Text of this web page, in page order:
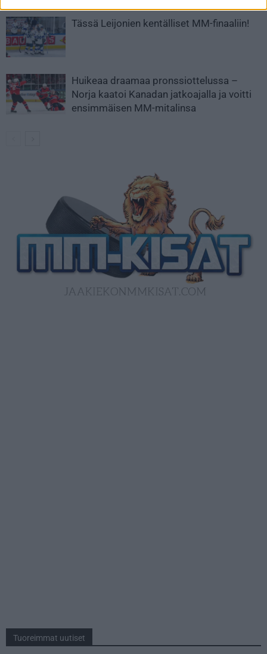
Tässä Leijonien kentälliset MM-finaaliin!
Huikeaa draamaa pronssiottelussa –
Norja kaatoi Kanadan jatkoajalla ja voitti
ensimmäisen MM-mitalinsa
Tuoreimmat uutiset